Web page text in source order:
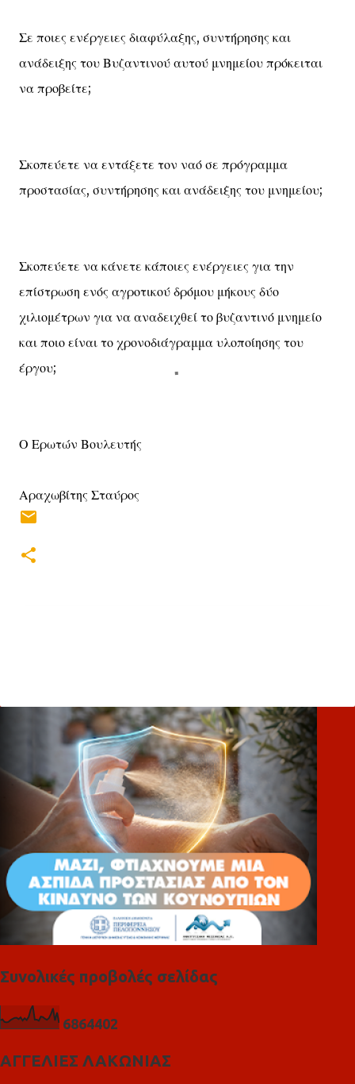
Σε ποιες ενέργειες διαφύλαξης, συντήρησης και
ανάδειξης του Βυζαντινού αυτού μνημείου πρόκειται
να προβείτε;
Σκοπεύετε να εντάξετε τον ναό σε πρόγραμμα
προστασίας, συντήρησης και ανάδειξης του μνημείου;
Σκοπεύετε να κάνετε κάποιες ενέργειες για την
επίστρωση ενός αγροτικού δρόμου μήκους δύο
χιλιομέτρων για να αναδειχθεί το βυζαντινό μνημείο
και ποιο είναι το χρονοδιάγραμμα υλοποίησης του
έργου;
Ο Ερωτών Βουλευτής
Αραχωβίτης Σταύρος
λ
Συνολικές προβολές σελίδας
6864402
ΑΓΓΕΛΙΕΣ ΛΑΚΩΝΙΑΣ